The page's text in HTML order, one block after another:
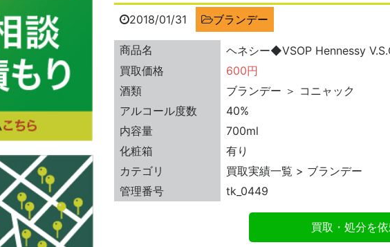
2018/01/31 ブランデー
商品名
ヘネシー◆VSOP Hennessy
買取価格
600円
酒類
ブランデー ＞ コニャック
アルコール度数
40%
内容量
700ml
化粧箱
有り
カテゴリ
買取実績一覧 > ブランデー
管理番号
tk_0449
買取・処分を